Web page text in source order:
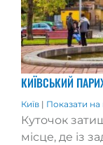
КИЇВСЬКИЙ
Київ | Показати на
Куточок
місце, де із